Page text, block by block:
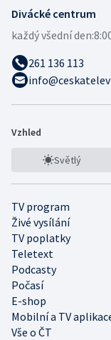
Divácké centrum
každý všední den:
261 136 113
Vzhled
Světlý
TV program
Živé vysílání
TV poplatky
Teletext
Podcasty
Počasí
E-shop
Mobilní a TV
Vše o ČT